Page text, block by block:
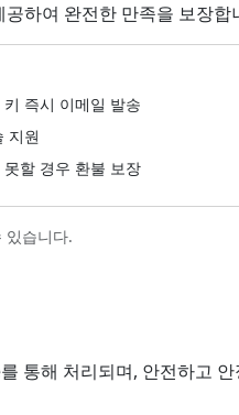
하여 완전한 만족을 보장합
키 즉시 이메일 발송
지원
못할 경우 환불 보장
있습니다.
통해 처리되며, 안전하고 안